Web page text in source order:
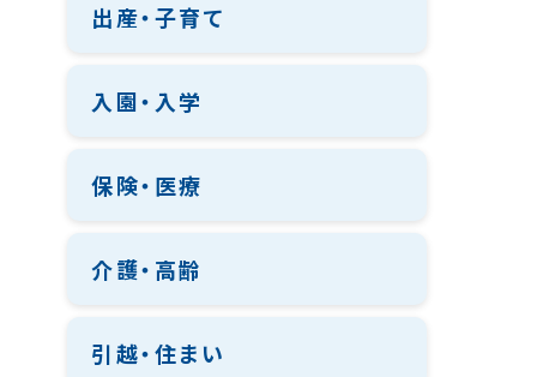
出産・子育て
入園・入学
保険・医療
介護・高齢
引越・住まい